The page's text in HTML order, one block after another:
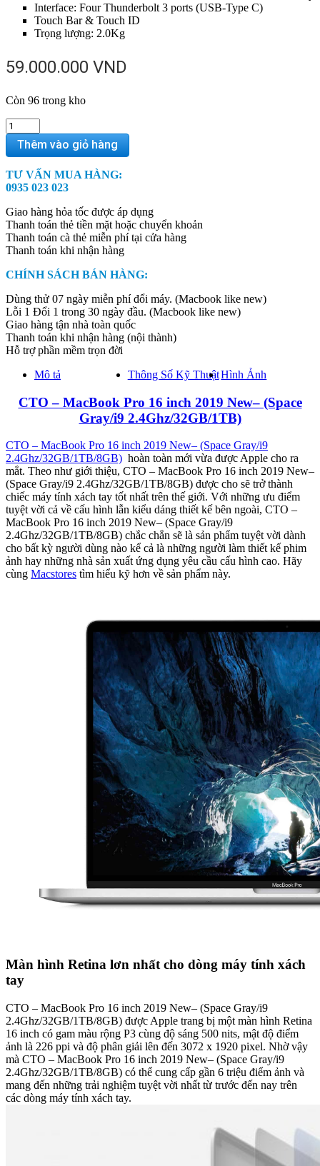
Interface: Four Thunderbolt 3 ports (USB-Type C)
Touch Bar & Touch ID
Trọng lượng: 2.0Kg
59.000.000 VND
Còn 96 trong kho
CTO
–
MacBook
16
inch
–
(Space
Gray/i9
2.4Ghz/32GB/1TB/8GB)
Thêm vào giỏ hàng
TƯ VẤN MUA HÀNG:
0935 023 023
Giao hàng hỏa tốc được áp dụng
Thanh toán thẻ tiền mặt hoặc chuyển khoản
Thanh toán cà thẻ miễn phí tại cửa hàng
Thanh toán khi nhận hàng
CHÍNH SÁCH BÁN HÀNG:
Dùng thử 07 ngày miễn phí đổi máy. (Macbook like new)
Lỗi 1 Đổi 1 trong 30 ngày đầu. (Macbook like new)
Giao hàng tận nhà toàn quốc
Thanh toán khi nhận hàng (nội thành)
Hỗ trợ phần mềm trọn đời
Mô tả
Thông Số Kỹ ThuậtHình Ảnh
CTO – MacBook Pro 16 inch 2019 New– (Space
Gray/i9 2.4Ghz/32GB/1TB)
CTO – MacBook Pro 16 inch 2019 New– (Space Gray/i9
2.4Ghz/32GB/1TB/8GB) hoàn toàn mới vừa được Apple cho ra
mắt. Theo như giới thiệu, CTO – MacBook Pro 16 inch 2019 New–
(Space Gray/i9 2.4Ghz/32GB/1TB/8GB) được cho sẽ trở thành
chiếc máy tính xách tay tốt nhất trên thế giới. Với những ưu điểm
tuyệt vời cả về cấu hình lẫn kiểu dáng thiết kế bên ngoài, CTO –
MacBook Pro 16 inch 2019 New– (Space Gray/i9
2.4Ghz/32GB/1TB/8GB) chắc chắn sẽ là sản phẩm tuyệt vời dành
cho bất kỳ người dùng nào kể cả là những người làm thiết kế phim
ảnh hay những nhà sản xuất ứng dụng yêu cầu cấu hình cao. Hãy
cùng Macstores tìm hiểu kỹ hơn về sản phẩm này.
Màn hình Retina lơn nhất cho dòng máy tính xách
tay
CTO – MacBook Pro 16 inch 2019 New– (Space Gray/i9
2.4Ghz/32GB/1TB/8GB) được Apple trang bị một màn hình Retina
16 inch có gam màu rộng P3 cùng độ sáng 500 nits, mật độ điểm
ảnh là 226 ppi và độ phân giải lên đến 3072 x 1920 pixel. Nhờ vậy
mà CTO – MacBook Pro 16 inch 2019 New– (Space Gray/i9
2.4Ghz/32GB/1TB/8GB) có thể cung cấp gần 6 triệu điểm ảnh và
mang đến những trải nghiệm tuyệt vời nhất từ trước đến nay trên
các dòng máy tính xách tay.